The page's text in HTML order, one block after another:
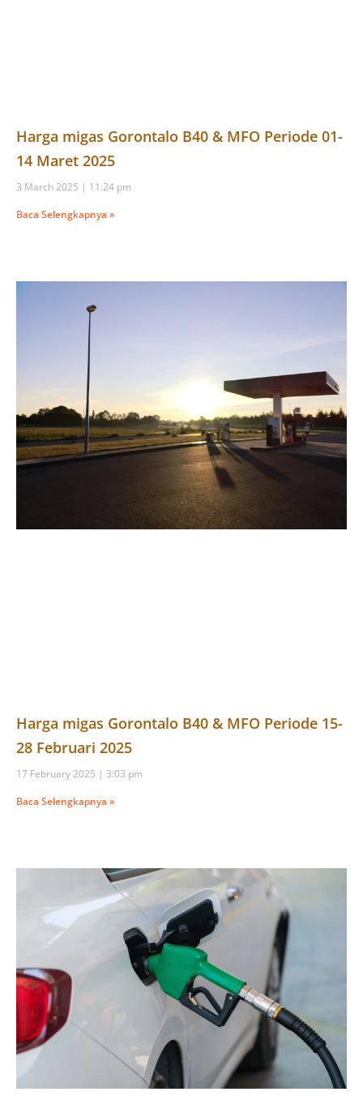
Harga migas Gorontalo B40 & MFO Periode 01-
14 Maret 2025
3 March 2025
11:24 pm
Baca Selengkapnya »
Harga migas Gorontalo B40 & MFO Periode 15-
28 Februari 2025
17 February 2025
3:03 pm
Baca Selengkapnya »